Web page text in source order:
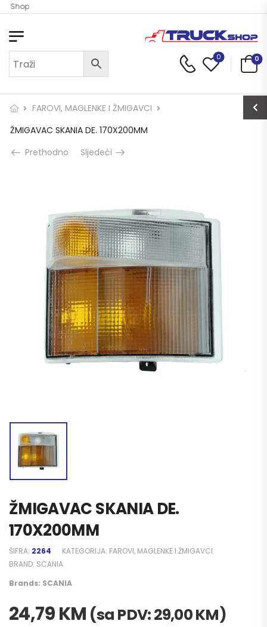
Shop
0 0
FAROVI, MAGLENKE I ŽMIGAVCI
ŽMIGAVAC SKANIA DE. 170X200MM
Prethodno
Sljedeći
ŽMIGAVAC SKANIA DE.
170X200MM
ŠIFRA: 2264 KATEGORIJA: FAROVI, MAGLENKE I ŽMIGAVCI
BRAND: SCANIA
Brands: SCANIA
24,79KM (sa PDV:29,00KM)